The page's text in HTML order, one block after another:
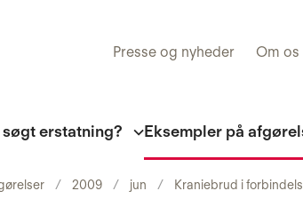
Presse og nyheder Om os
søgt erstatning? Eksempler på
2009 jun Kraniebrud i